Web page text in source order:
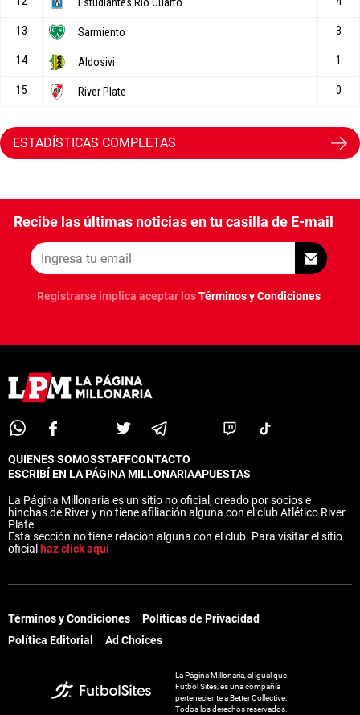
ESTADÍSTICAS COMPLETAS
Recibe las últimas noticias en tu casilla de E-mail
Registrarse implica aceptar losTérminos y Condiciones
QUIENES SOMOSSTAFFCONTACTO
ESCRIBÍ EN LA PÁGINA MILLONARIAAPUESTAS
La Página Millonaria es un sitio no oficial, creado por socios e
hinchas de River y no tiene afiliación alguna con el club Atlético River
Plate.
Esta sección no tiene relación alguna con el club. Para visitar el sitio
oficial haz click aquí
Términos y Condiciones
Políticas de Privacidad
Política Editorial
Ad Choices
La Página Millonaria, al igual que
Futbol Sites, es una compañía
perteneciente a Better Collective.
Todos los derechos reservados.